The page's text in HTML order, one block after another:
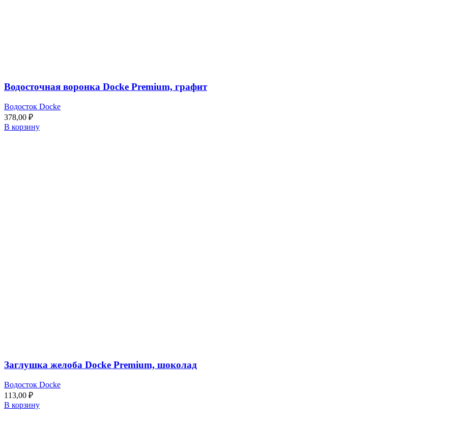
Водосточная воронка Docke Premium, графит
Водосток Docke
378,00 ₽
В корзину
Заглушка желоба Docke Premium, шоколад
Водосток Docke
113,00 ₽
В корзину